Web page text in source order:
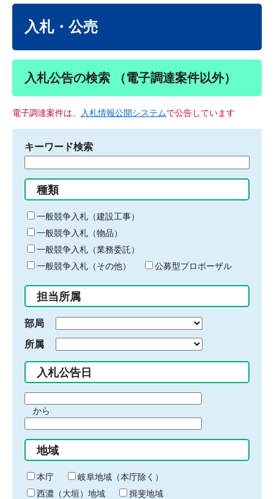
入札・公売
入札公告の検索 （電子調達案件以外）
電子調達案件は、 入札情報公開システムで公告しています
キーワード検索
る
キ
ー
ワ
ー
ド
入
力
種類
一般競争入札（建設工事）
一般競争入札（物品）
一般競争入札（業務委託）
一般競争入札（その他）
公募型プロポーザル
担当所属
部局
所属
入札公告日
間
始
り
から
間
終
わ
り
地域
本庁
岐阜地域（本庁除く）
西濃（大垣）地域
揖斐地域